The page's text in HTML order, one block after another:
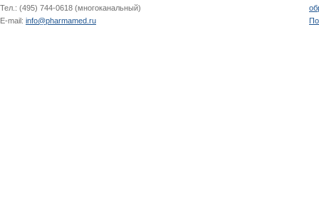
Тел.: (495) 744-0618 (многоканальный)
E-mail: info@pharmamed.ru